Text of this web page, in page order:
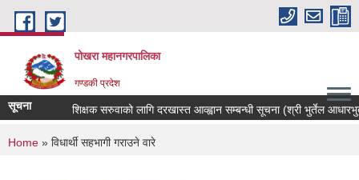
Skip to main content
पोखरा महानगरपालिका
गण्डकी प्रदेश
सूचना शिक्षक सरुवाको लागि दरखास्त आव्ह्वान सम्बन्धी सूचना (श्री भुर्तेल आधारभुत
You are here
Home » विधार्थी सहभागी गराउने वारे